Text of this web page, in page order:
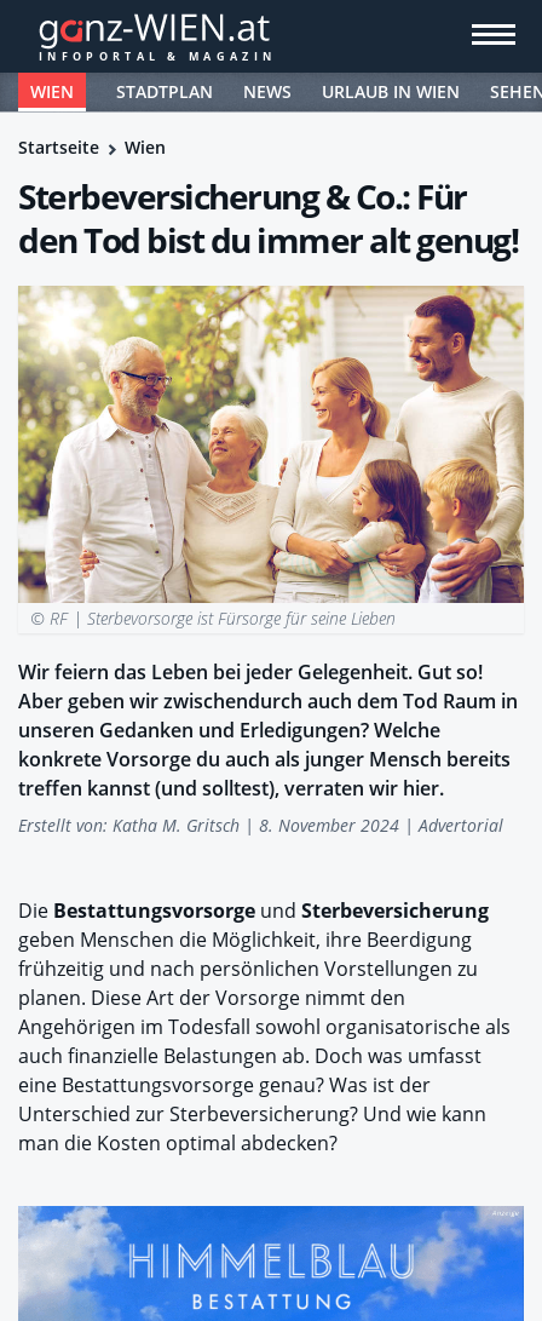
WIEN STADTPLAN NEWS URLAUB IN WIEN
Startseite Wien
Sterbeversicherung & Co.: Für
den Tod bist du immer alt genug!
© RF | Sterbevorsorge ist Fürsorge für seine Lieben
Wir feiern das Leben bei jeder Gelegenheit. Gut so!
Aber geben wir zwischendurch auch dem Tod Raum in
unseren Gedanken und Erledigungen? Welche
konkrete Vorsorge du auch als junger Mensch bereits
treffen kannst (und solltest), verraten wir hier.
Erstellt von: Katha M. Gritsch | 8. November 2024 | Advertorial
Die Bestattungsvorsorge und Sterbeversicherung
geben Menschen die Möglichkeit, ihre Beerdigung
frühzeitig und nach persönlichen Vorstellungen zu
planen. Diese Art der Vorsorge nimmt den
Angehörigen im Todesfall sowohl organisatorische als
auch finanzielle Belastungen ab. Doch was umfasst
eine Bestattungsvorsorge genau? Was ist der
Unterschied zur Sterbeversicherung? Und wie kann
man die Kosten optimal abdecken?